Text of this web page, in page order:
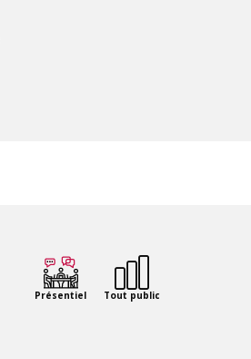
Présentiel Tout public